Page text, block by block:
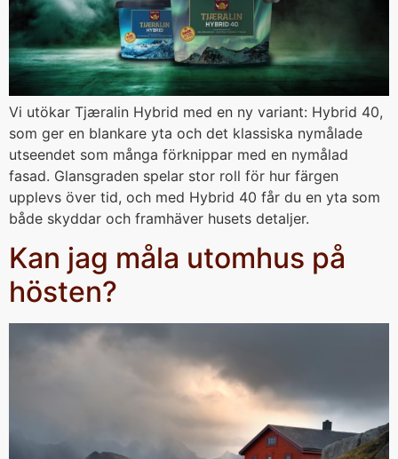
Vi utökar Tjæralin Hybrid med en ny variant: Hybrid 40,
som ger en blankare yta och det klassiska nymålade
utseendet som många förknippar med en nymålad
fasad. Glansgraden spelar stor roll för hur färgen
upplevs över tid, och med Hybrid 40 får du en yta som
både skyddar och framhäver husets detaljer.
Kan jag måla utomhus på
hösten?